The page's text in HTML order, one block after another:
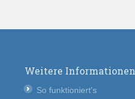
Weitere Informationen
So funktioniert's